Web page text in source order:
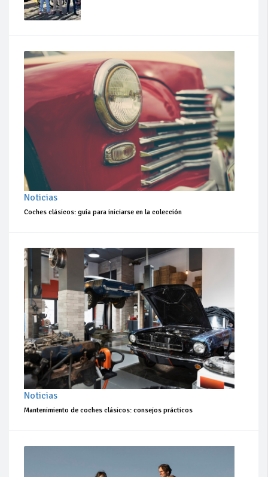
Noticias
Coches clásicos: guía para iniciarse en la colección
Noticias
Mantenimiento de coches clásicos: consejos prácticos